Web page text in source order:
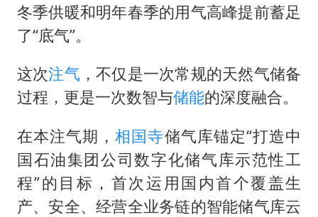
“中国蔬菜之乡”最高温达41.8℃
如何把百年大党建设得更加坚强有力？
冬季供暖和明年春季的用气高峰提前蓄足
了“底气”。
这次注气 ，不仅是一次常规的天然气储备
过程，更是一次数智与储能的深度融合。
在本注气期，相国寺储气库锚定“打造中
国石油集团公司数字化储气库示范性工
程”的目标，首次运用国内首个覆盖生
产、安全、经营全业务链的智能储气库云